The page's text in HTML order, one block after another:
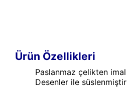
Ürün Özellikleri
Paslanmaz çelikten
Desenler ile süslenmiştir